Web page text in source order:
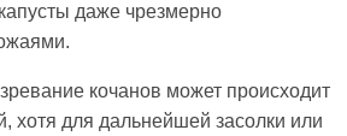
даже чрезмерно
кочанов может происходит
хотя для дальнейшей засолки или